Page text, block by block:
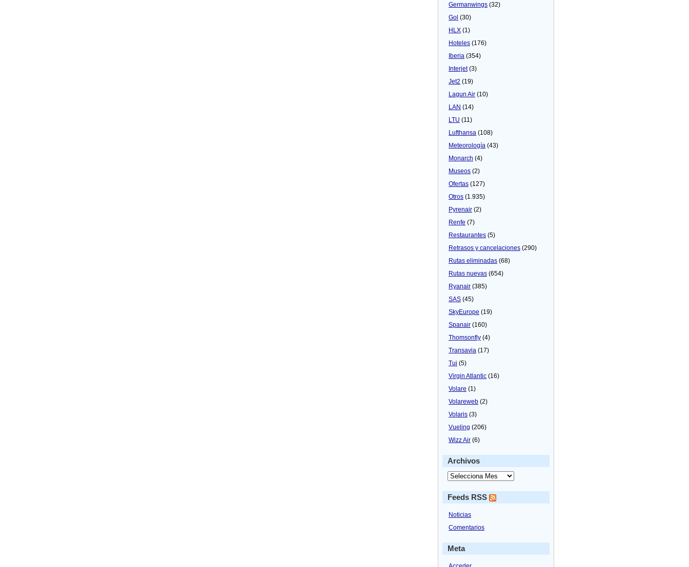
Germanwings (32)
Gol (30)
HLX (1)
Hoteles (176)
Iberia (354)
Interjet(3)
Jet2 (19)
Lagun Air (10)
LAN (14)
LTU (11)
Lufthansa (108)
Meteorologí­a (43)
Monarch (4)
Museos (2)
Ofertas (127)
Otros (1.935)
Pyrenair (2)
Renfe (7)
Restaurantes (5)
Retrasos y cancelaciones (290)
Rutas eliminadas (68)
Rutas nuevas (654)
Ryanair (385)
SAS (45)
SkyEurope (19)
Spanair (160)
Thomsonfly (4)
Transavia (17)
Tui (5)
Virgin Atlantic (16)
Volare (1)
Volareweb (2)
Volaris (3)
Vueling (206)
Wizz Air (6)
Archivos
Feeds RSS
Noticias
Comentarios
Meta